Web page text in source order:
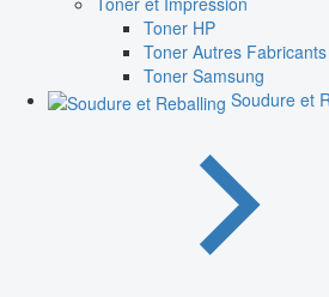
Toner HP
Toner Autres Fabricants
Toner Samsung
Soudure et